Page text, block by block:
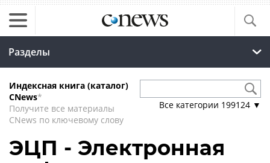
Разделы
Индексная книга (каталог)
CNews*
Получите все материалы
CNews по ключевому слову
Все категории 199124 ▼
ЭЦП - Электронная